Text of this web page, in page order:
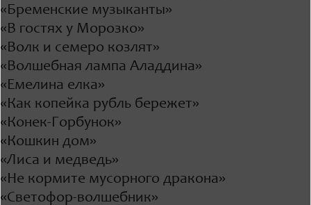
«Бременские музыканты»
«В гостях у Морозко»
«Волк и семеро козлят»
«Волшебная лампа Аладдина»
«Емелина елка»
«Как копейка рубль бережет»
«Конек-Горбунок»
«Кошкин дом»
«Лиса и медведь»
«Не кормите мусорного дракона»
«Светофор-волшебник»